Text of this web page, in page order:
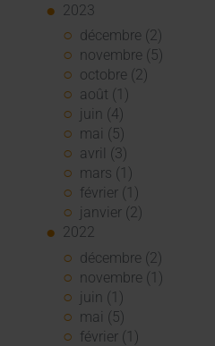
2023
décembre (2)
novembre (5)
octobre (2)
août (1)
juin (4)
mai (5)
avril (3)
mars (1)
février (1)
janvier (2)
2022
décembre (2)
novembre (1)
juin (1)
mai (5)
février (1)